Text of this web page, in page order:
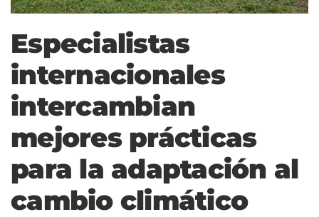
Especialistas
internacionales
intercambian
mejores prácticas
para la adaptación al
cambio climático